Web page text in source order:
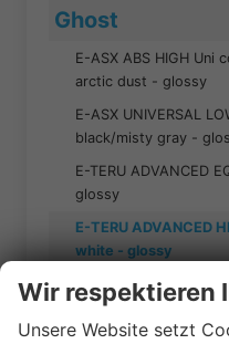
Ghost
E-ASX ABS HIGH
arctic dust - glossy
E-ASX UNIVERSAL
black/misty gray -
E-TERU ADVANCED
glossy
E-TERU ADVANCED
white - glossy
E-TERU UNIVERSAL
gunmetal/abbey -
LOW BLU/GRY
Wir respektieren
Unsere Website setzt